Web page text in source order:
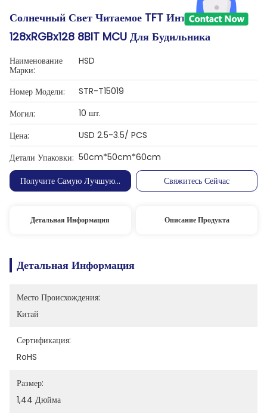
Солнечный Свет Читаемое TFT Интерфейса
128xRGBx128 8BIT MCU Для Будильника
Наименование
Марки:
HSD
Номер Модели:
STR-T15019
Могил:
10 шт.
Цена:
USD 2.5-3.5/ PCS
Детали Упаковки: 50cm*50cm*60cm
Получите Самую Лучшую Цену
Свяжитесь Сейчас
Детальная Информация Описание Продукта
Детальная Информация
Место Происхождения:
Китай
Сертификация:
RoHS
Размер:
1,44 Дюйма